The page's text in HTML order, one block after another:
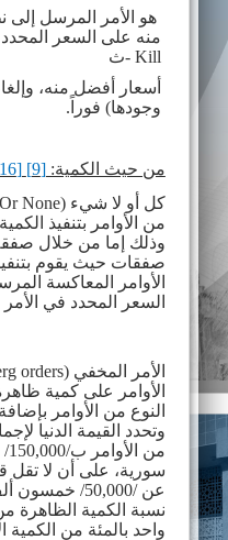
هو الأمر المرسل إلى
منه على السعر
Kill
-ث
أسعار أفضل منه،
وجودها) فوراً.
من حيث الكمية:[9]
[16]
كل أو لا شيءNone)
من الأوامر بتنفيذ
وذلك إما من خلال
صفقات حيث يقوم
الأوامر المعاكسة
السعر المحدد في
الأمر المخفي (orders
الأوامر على كمية
النوع من الأوامر
وتحدد القيمة الدنيا
سورية، على أن لا تقل
عن /50,000/
واحد بالمئة من الكمية